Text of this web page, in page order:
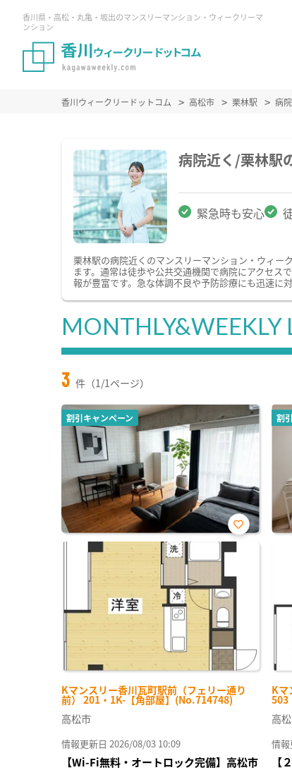
香川県・高松・丸亀・坂出のマンスリーマンション・ウィークリーマ
ンション
香川ウィークリードットコム 高松市 栗林駅 病
病院近く/栗林駅
緊急時も安心
栗林駅の病院近くのマンスリーマンション・ウィー
ます。通常は徒歩や公共交通機関で病院にアクセス
報が豊富です。急な体調不良や予防診療にも迅速に
MONTHLY&WEEKLY
3 件（1/1ページ）
割引キャンペーン
Kマンスリー香川瓦町駅前（フェリー通り
前） 201・1K-【角部屋】(No.714748)
お気
に入
高松市
情報更新日 2026/08/03 10:09
【Wi-Fi無料・オートロック完備】高松市
割
Kマ
503
高
情
【